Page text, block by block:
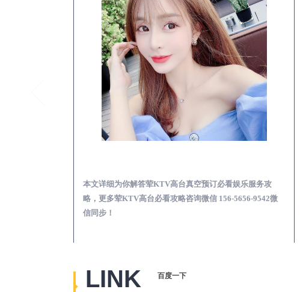
本文详细为你解答荤KTV高台真空预订必看娱乐服务攻
略，更多荤KTV高台必看攻略咨询微信 156-5656-9542微
信同步！
LINK 百度一下